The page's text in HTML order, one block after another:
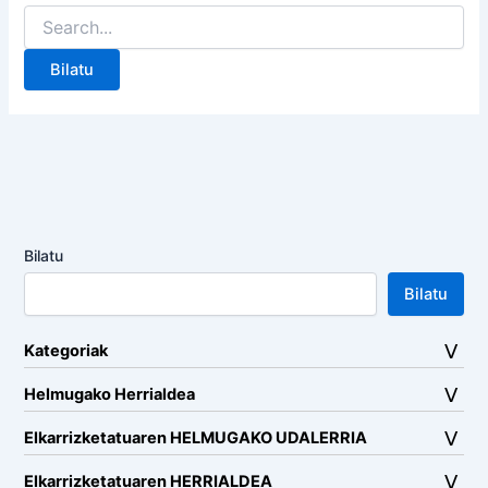
Search
for:
Bilatu
Bilatu
Kategoriak
Helmugako Herrialdea
Elkarrizketatuaren HELMUGAKO UDALERRIA
Elkarrizketatuaren HERRIALDEA